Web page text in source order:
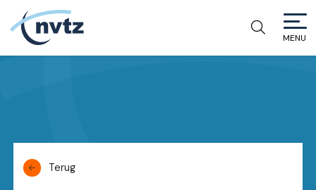
NVTZ
MENU
Terug